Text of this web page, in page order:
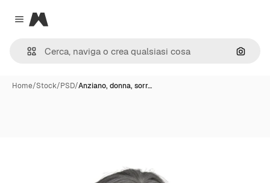
Close menu
Magnific
Cerca
Home/Stock/PSD/Anziano, donna, sorr…